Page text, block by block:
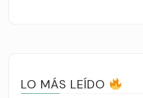
LO MÁS LEÍDO